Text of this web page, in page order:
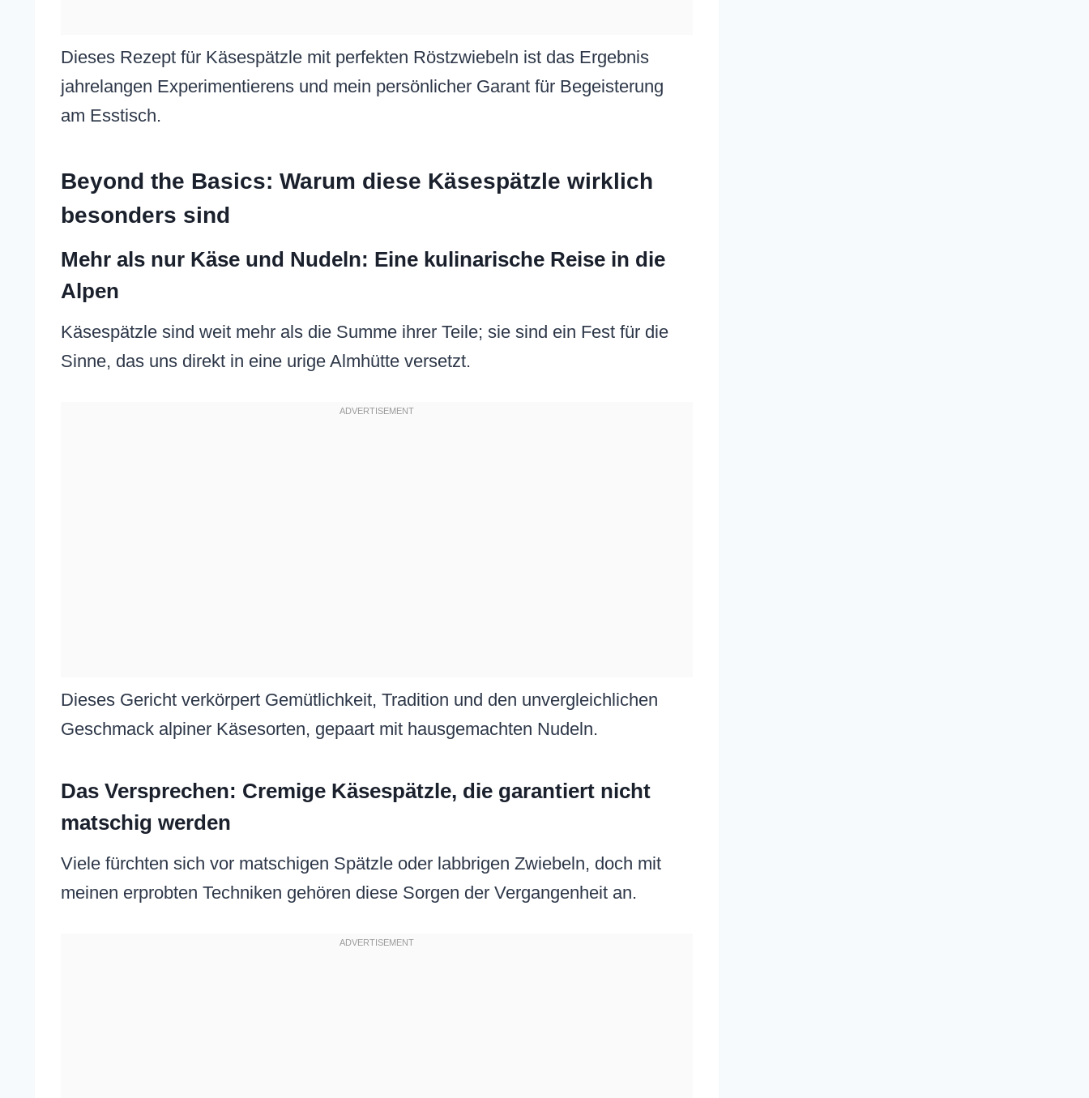
Dieses Rezept für Käsespätzle mit perfekten Röstzwiebeln ist das Ergebnis
jahrelangen Experimentierens und mein persönlicher Garant für Begeisterung
am Esstisch.
Beyond the Basics: Warum diese Käsespätzle wirklich
besonders sind
Mehr als nur Käse und Nudeln: Eine kulinarische Reise in die
Alpen
Käsespätzle sind weit mehr als die Summe ihrer Teile; sie sind ein Fest für die
Sinne, das uns direkt in eine urige Almhütte versetzt.
Dieses Gericht verkörpert Gemütlichkeit, Tradition und den unvergleichlichen
Geschmack alpiner Käsesorten, gepaart mit hausgemachten Nudeln.
Das Versprechen: Cremige Käsespätzle, die garantiert nicht
matschig werden
Viele fürchten sich vor matschigen Spätzle oder labbrigen Zwiebeln, doch mit
meinen erprobten Techniken gehören diese Sorgen der Vergangenheit an.